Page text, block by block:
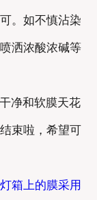
。如不慎沾染
洒浓酸浓碱等
净和软膜天花
束啦，希望可
箱上的膜采用